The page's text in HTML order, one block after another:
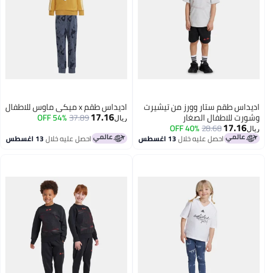
اديداس طقم ستار وورز من تيشيرت
وشورت للاطفال الصغار
ريال17.16
28.68
40% OFF
احصل عليه خلال13 اغسطس
اديداس طقم x ميكي ماوس للاطفال
ريال17.16
37.89
54% OFF
احصل عليه خلال13 اغسطس